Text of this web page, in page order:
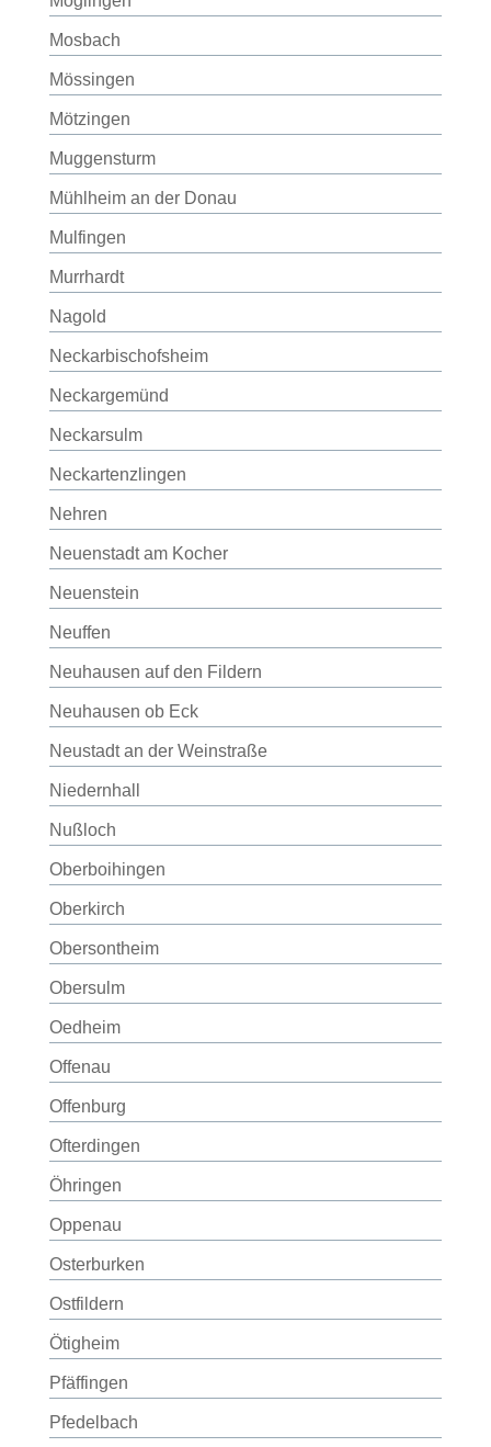
Mosbach
Mössingen
Mötzingen
Muggensturm
Mühlheim an der Donau
Mulfingen
Murrhardt
Nagold
Neckarbischofsheim
Neckargemünd
Neckarsulm
Neckartenzlingen
Nehren
Neuenstadt am Kocher
Neuenstein
Neuffen
Neuhausen auf den Fildern
Neuhausen ob Eck
Neustadt an der Weinstraße
Niedernhall
Nußloch
Oberboihingen
Oberkirch
Obersontheim
Obersulm
Oedheim
Offenau
Offenburg
Ofterdingen
Öhringen
Oppenau
Osterburken
Ostfildern
Ötigheim
Pfäffingen
Pfedelbach